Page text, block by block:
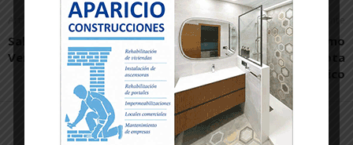
Artículo anterior
Salir al balcón, por Alfonso
Verdoy
Artículo siguiente
El Aspil cae en el último
momento ante un Xota
pragmático
Artículos relacionados Más del autor